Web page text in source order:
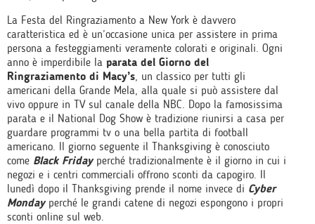
La Festa del Ringraziamento a New York è davvero
caratteristica ed è un’occasione unica per assistere in prima
persona a festeggiamenti veramente colorati e originali. Ogni
anno è imperdibile la parata del Giorno del
Ringraziamento di Macy’s, un classico per tutti gli
americani della Grande Mela, alla quale si può assistere dal
vivo oppure in TV sul canale della NBC. Dopo la famosissima
parata e il National Dog Show è tradizione riunirsi a casa per
guardare programmi tv o una bella partita di football
americano. Il giorno seguente il Thanksgiving è conosciuto
come Black Fridayperché tradizionalmente è il giorno in cui i
negozi e i centri commerciali offrono sconti da capogiro. Il
lunedì dopo il Thanksgiving prende il nome invece di Cyber
Mondayperché le grandi catene di negozi espongono i propri
sconti online sul web.